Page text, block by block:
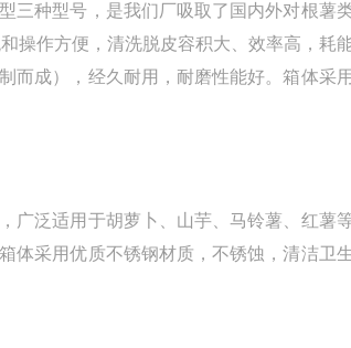
种型号，是我们厂吸取了国内外对根薯
操作方便，清洗脱皮容积大、效率高，耗
而成），经久耐用，耐磨性能好。箱体采
广泛适用于胡萝卜、山芋、马铃薯、红薯
体采用优质不锈钢材质，不锈蚀，清洁卫